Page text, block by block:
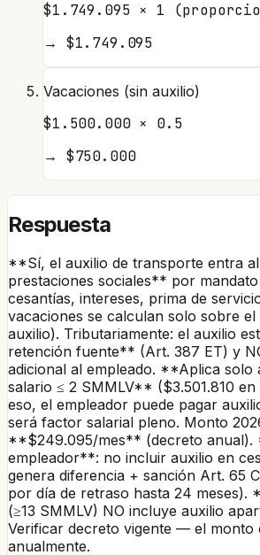
$1.749.095 × 1
→ $1.749.095
Vacaciones (sin auxilio)
$1.500.000 × 0.5
→ $750.000
Respuesta
**Sí, el auxilio de transporte entra
prestaciones sociales** por mandato
cesantías, intereses, prima de
vacaciones se calculan solo sobre el
auxilio). Tributariamente: el auxilio
retención fuente** (Art. 387 ET) y
adicional al empleado. **Aplica solo
salario ≤ 2 SMMLV** ($3.501.810
eso, el empleador puede pagar
será factor salarial pleno. Monto
**$249.095/mes** (decreto anual).
empleador**: no incluir auxilio en
genera diferencia + sanción Art. 65
por día de retraso hasta 24
(≥13 SMMLV) NO incluye auxilio
Verificar decreto vigente — el monto
anualmente.